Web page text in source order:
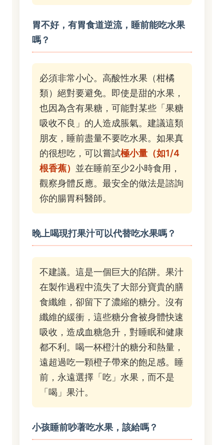
胃不好，有胃食道逆流，睡前能吃水果
嗎？
必須非常小心。高酸性水果（柑橘
類）絕對要避免。即使是甜的水果，
也因為含有果糖，可能對某些「果糖
吸收不良」的人造成脹氣。建議這類
朋友，睡前盡量不要吃水果。如果真
的很想吃，可以嘗試極小量（如1/4
根香蕉） 並在睡前至少2小時食用，
觀察身體反應。最安全的做法是諮詢
你的腸胃科醫師。
晚上喝現打果汁可以代替吃水果嗎？
不建議。這是一個巨大的陷阱。果汁
在製作過程中流失了大部分寶貴的膳
食纖維，卻留下了濃縮的糖分。沒有
纖維的緩衝，這些糖分會被身體快速
吸收，造成血糖急升，對睡眠和健康
都不利。喝一杯橙汁的糖分和熱量，
遠超過吃一顆橙子帶來的飽足感。睡
前，永遠選擇「吃」水果，而不是
「喝」果汁。
小孩睡前吵著吃水果，該給嗎？